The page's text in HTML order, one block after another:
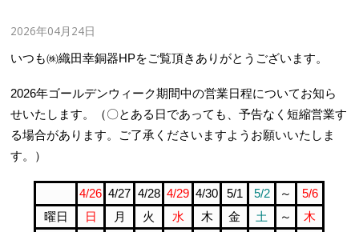
2026年04月24日
いつも㈱織田幸銅器HPをご覧頂きありがとうございます。
2026年ゴールデンウィーク期間中の営業日程についてお知ら
せいたします。（〇とある日であっても、予告なく短縮営業す
る場合があります。ご了承くださいますようお願いいたしま
す。）
4/26 4/27 4/28 4/29 4/30 5/1 5/2 ～
5/6
曜日
日 月 火 水 木 金 土 ～
木